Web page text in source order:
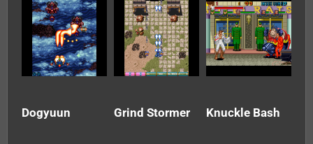
Dogyuun Grind Stormer Knuckle Bash